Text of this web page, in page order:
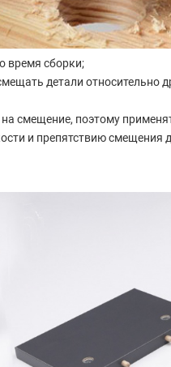
время сборки;
детали относительно
смещение, поэтому
и препятствию смещения